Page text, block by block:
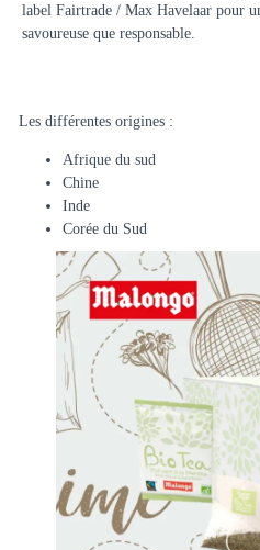
Les différentes origines :
Afrique du sud
Chine
Inde
Corée du Sud
label Fairtrade / Max Havelaar pour
savoureuse que responsable.